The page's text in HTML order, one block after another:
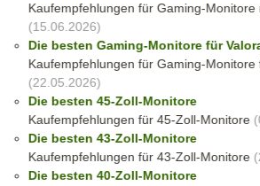
Kaufempfehlungen für Gaming-Monitore
(15.06.2026)
Die besten Gaming-Monitore für
Kaufempfehlungen für Gaming-Monitore
(22.05.2026)
Die besten 45-Zoll-Monitore
Kaufempfehlungen für 45-Zoll-Monitore
Die besten 43-Zoll-Monitore
Kaufempfehlungen für 43-Zoll-Monitore
Die besten 40-Zoll-Monitore